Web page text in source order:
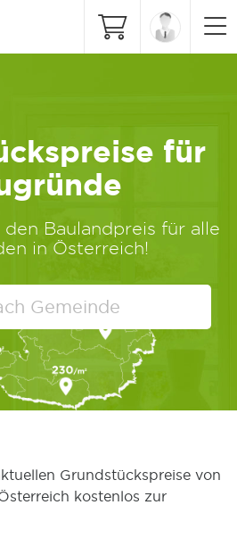
für
den Baulandpreis für alle
in Österreich!
Grundstückspreise von
kostenlos zur